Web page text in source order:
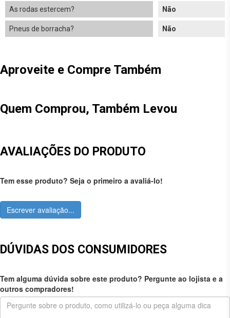
As rodas estercem? Não
Pneus de borracha? Não
Aproveite e Compre Também
Quem Comprou, Também Levou
AVALIAÇÕES DO PRODUTO
Tem esse produto? Seja o primeiro a avaliá-lo!
Escrever avaliação...
DÚVIDAS DOS CONSUMIDORES
Tem alguma dúvida sobre este produto? Pergunte ao lojista e a
outros compradores!